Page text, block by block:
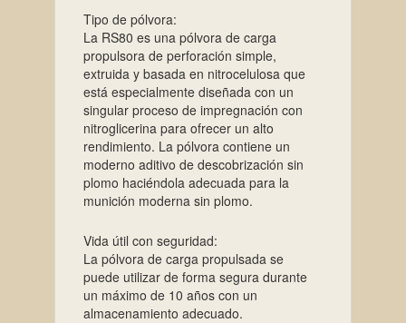
Tipo de pólvora:
La RS80 es una pólvora de carga
propulsora de perforación simple,
extruida y basada en nitrocelulosa que
está especialmente diseñada con un
singular proceso de impregnación con
nitroglicerina para ofrecer un alto
rendimiento. La pólvora contiene un
moderno aditivo de descobrización sin
plomo haciéndola adecuada para la
munición moderna sin plomo.
Vida útil con seguridad:
La pólvora de carga propulsada se
puede utilizar de forma segura durante
un máximo de 10 años con un
almacenamiento adecuado.